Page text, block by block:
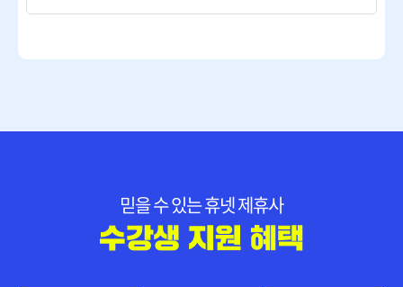
다다익선 150,000원
아동복지론 69,000원
믿을 수 있는 휴넷 제휴사